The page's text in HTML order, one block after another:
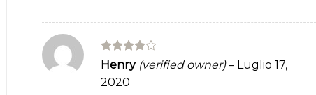
Rated4
out of 5
Henry (verified owner) – Luglio 17,
2020